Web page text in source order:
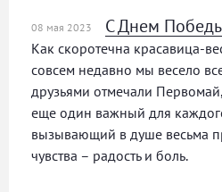
08 мая 2023 С Днем
Как скоротечна красавица-
совсем недавно мы весело
друзьями отмечали
еще один важный для
вызывающий в душе весьма
чувства – радость и боль.